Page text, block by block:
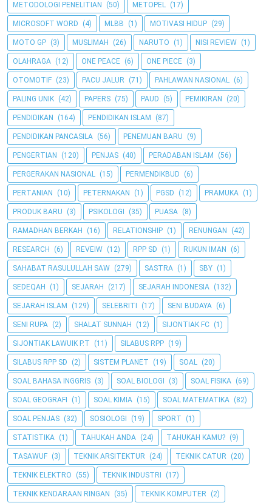
METODOLOGI PENELITIAN (50) METOPEL (17)
MICROSOFT WORD (4) MLBB (1) MOTIVASI HIDUP (29)
MOTO GP (3) MUSLIMAH (26) NARUTO (1) NISI REVIEW (1)
OLAHRAGA (12) ONE PEACE (6) ONE PIECE (3)
OTOMOTIF (23) PACU JALUR (71) PAHLAWAN NASIONAL (6)
PALING UNIK (42) PAPERS (75) PAUD (5) PEMIKIRAN (20)
PENDIDIKAN (164) PENDIDIKAN ISLAM (87)
PENDIDIKAN PANCASILA (56) PENEMUAN BARU (9)
PENGERTIAN (120) PENJAS (40) PERADABAN ISLAM (56)
PERGERAKAN NASIONAL (15) PERMENDIKBUD (6)
PERTANIAN (10) PETERNAKAN (1) PGSD (12) PRAMUKA (1)
PRODUK BARU (3) PSIKOLOGI (35) PUASA (8)
RAMADHAN BERKAH (16) RELATIONSHIP (1) RENUNGAN (42)
RESEARCH (6) REVEIW (12) RPP SD (1) RUKUN IMAN (6)
SAHABAT RASULULLAH SAW (279) SASTRA (1) SBY (1)
SEDEQAH (1) SEJARAH (217) SEJARAH INDONESIA (132)
SEJARAH ISLAM (129) SELEBRITI (17) SENI BUDAYA (6)
SENI RUPA (2) SHALAT SUNNAH (12) SIJONTIAK FC (1)
SIJONTIAK LAWUIK P.T (11) SILABUS RPP (19)
SILABUS RPP SD (2) SISTEM PLANET (19) SOAL (20)
SOAL BAHASA INGGRIS (3) SOAL BIOLOGI (3) SOAL FISIKA (69)
SOAL GEOGRAFI (1) SOAL KIMIA (15) SOAL MATEMATIKA (82)
SOAL PENJAS (32) SOSIOLOGI (19) SPORT (1)
STATISTIKA (1) TAHUKAH ANDA (24) TAHUKAH KAMU? (9)
TASAWUF (3) TEKNIK ARSITEKTUR (24) TEKNIK CATUR (20)
TEKNIK ELEKTRO (55) TEKNIK INDUSTRI (17)
TEKNIK KENDARAAN RINGAN (35) TEKNIK KOMPUTER (2)